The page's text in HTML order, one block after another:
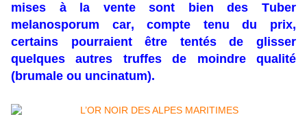
mises à la vente sont bien des Tuber
melanosporum car, compte tenu du prix,
certains pourraient être tentés de glisser
quelques autres truffes de moindre qualité
(brumale ou uncinatum).